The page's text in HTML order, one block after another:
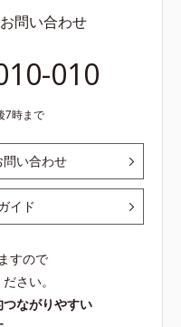
問い合わせ
010
7時まで
い合わせ
イド
すので
さい。
ながりやすい